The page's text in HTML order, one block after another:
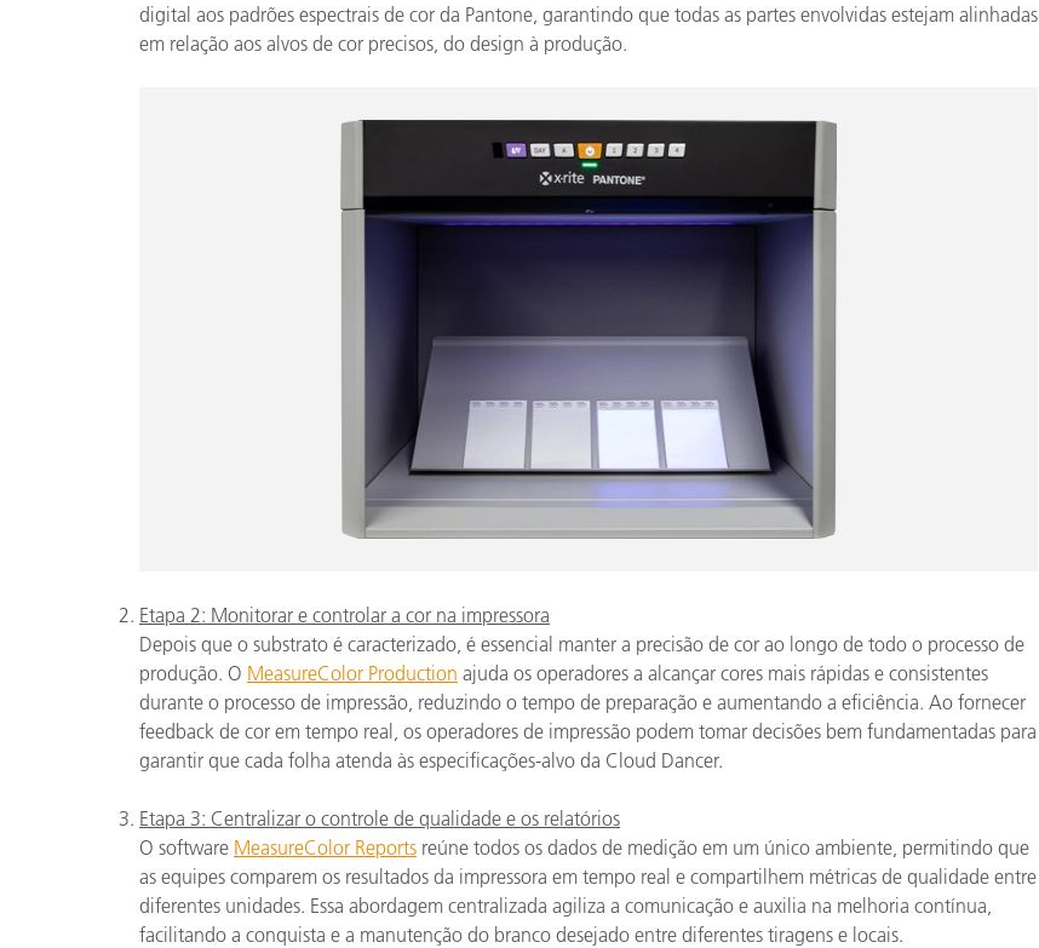
digital aos padrões espectrais de cor da Pantone, garantindo que todas as partes envolvidas estejam alinhadas
em relação aos alvos de cor precisos, do design à produção.
Etapa 2: Monitorar e controlar a cor na impressora
Depois que o substrato é caracterizado, é essencial manter a precisão de cor ao longo de todo o processo de
produção. O MeasureColor Production ajuda os operadores a alcançar cores mais rápidas e consistentes
durante o processo de impressão, reduzindo o tempo de preparação e aumentando a eficiência. Ao fornecer
feedback de cor em tempo real, os operadores de impressão podem tomar decisões bem fundamentadas para
garantir que cada folha atenda às especificações-alvo da Cloud Dancer.
Etapa 3: Centralizar o controle de qualidade e os relatórios
O software MeasureColor Reports reúne todos os dados de medição em um único ambiente, permitindo que
as equipes comparem os resultados da impressora em tempo real e compartilhem métricas de qualidade entre
diferentes unidades. Essa abordagem centralizada agiliza a comunicação e auxilia na melhoria contínua,
facilitando a conquista e a manutenção do branco desejado entre diferentes tiragens e locais.